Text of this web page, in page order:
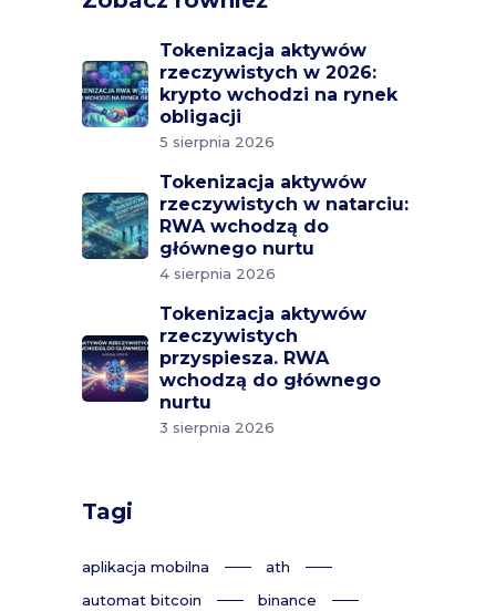
Tokenizacja aktywów
rzeczywistych w 2026:
krypto wchodzi na rynek
obligacji
5 sierpnia 2026
Tokenizacja aktywów
rzeczywistych w natarciu:
RWA wchodzą do
głównego nurtu
4 sierpnia 2026
Tokenizacja aktywów
rzeczywistych
przyspiesza. RWA
wchodzą do głównego
nurtu
3 sierpnia 2026
Tagi
aplikacja mobilna
ath
automat bitcoin
binance